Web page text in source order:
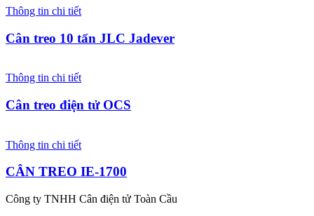
là:
5.850.000,00 ₫.
Thông tin chi tiết
Cân treo 10 tấn JLC Jadever
Thông tin chi tiết
Cân treo điện tử OCS
Thông tin chi tiết
CÂN TREO IE-1700
Công ty TNHH Cân điện tử Toàn Cầu